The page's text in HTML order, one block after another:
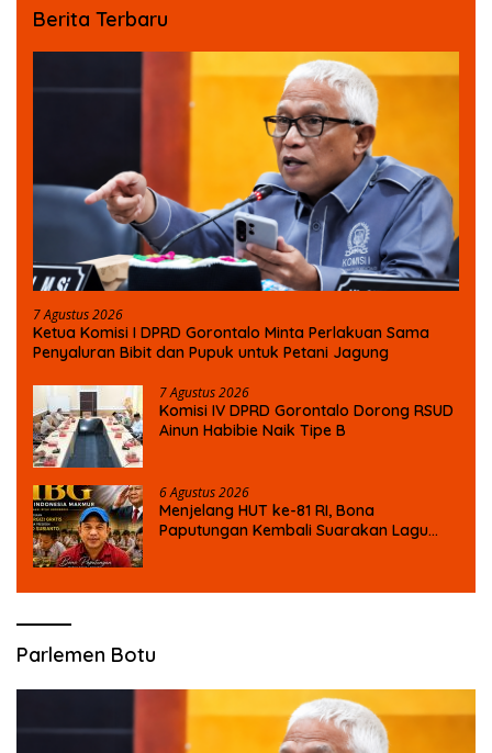
Berita Terbaru
7 Agustus 2026
Ketua Komisi I DPRD Gorontalo Minta Perlakuan Sama
Penyaluran Bibit dan Pupuk untuk Petani Jagung
7 Agustus 2026
Komisi IV DPRD Gorontalo Dorong RSUD
Ainun Habibie Naik Tipe B
6 Agustus 2026
Menjelang HUT ke-81 RI, Bona
Paputungan Kembali Suarakan Lagu
Parlemen Botu